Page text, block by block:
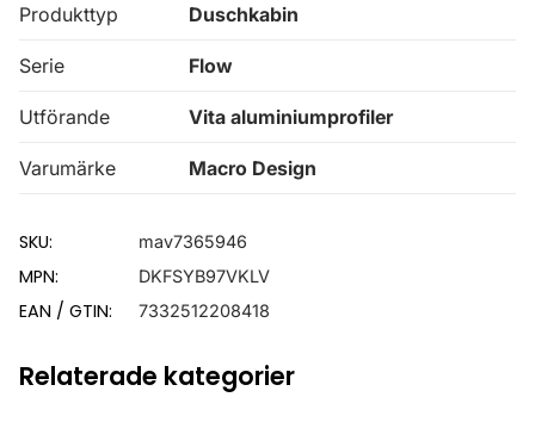
Produkttyp Duschkabin
Serie Flow
Utförande Vita aluminiumprofiler
Varumärke Macro Design
SKU: mav7365946
MPN: DKFSYB97VKLV
EAN / GTIN: 7332512208418
Relaterade kategorier